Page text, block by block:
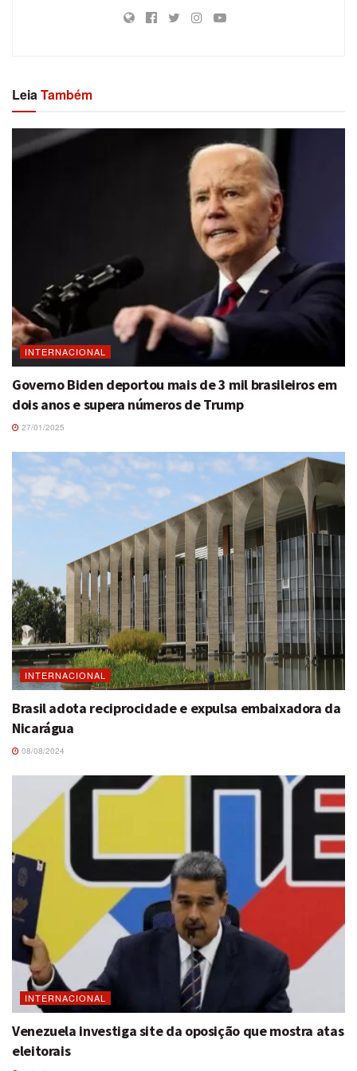
LeiaTambém
INTERNACIONAL
Governo Biden deportou mais de 3 mil brasileiros em
dois anos e supera números de Trump
27/01/2025
INTERNACIONAL
Brasil adota reciprocidade e expulsa embaixadora da
Nicarágua
08/08/2024
INTERNACIONAL
Venezuela investiga site da oposição que mostra atas
eleitorais